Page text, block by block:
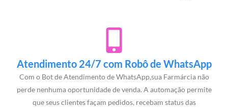
Atendimento 24/7 com Robô de WhatsApp
Com o Bot de Atendimento de WhatsApp,sua Farmárcia não
perde nenhuma oportunidade de venda. A automação permite
que seus clientes façam pedidos, recebam status das